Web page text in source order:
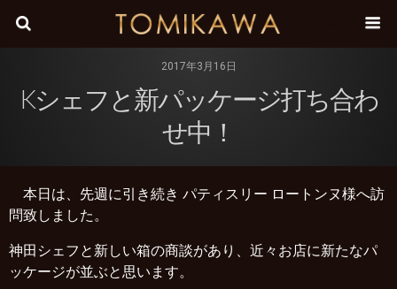
株式会
2017年3月16日
Kシェフと新パッケージ打ち合わ
せ中！
本日は、先週に引き続き パティスリー ロートンヌ様へ訪
問致しました。
神田シェフと新しい箱の商談があり、近々お店に新たなパ
ッケージが並ぶと思います。